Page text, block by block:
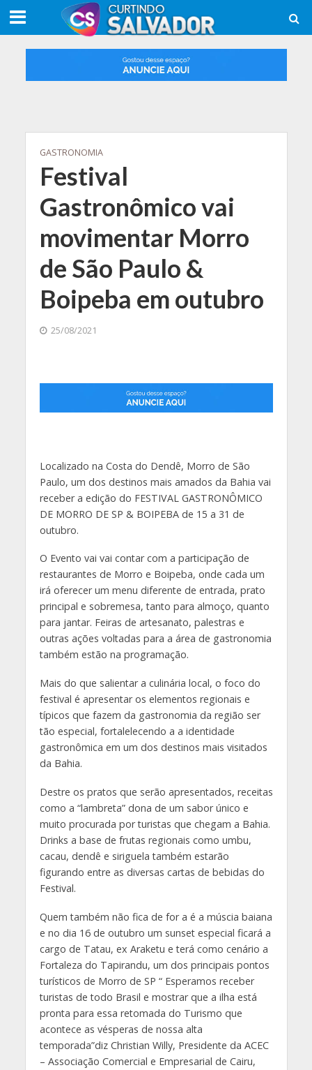
GASTRONOMIA
Festival
Gastronômico vai
movimentar Morro
de São Paulo &
Boipeba em outubro
25/08/2021
Localizado na Costa do Dendê, Morro de São
Paulo, um dos destinos mais amados da Bahia vai
receber a edição do FESTIVAL GASTRONÔMICO
DE MORRO DE SP & BOIPEBA de 15 a 31 de
outubro.
O Evento vai vai contar com a participação de
restaurantes de Morro e Boipeba, onde cada um
irá oferecer um menu diferente de entrada, prato
principal e sobremesa, tanto para almoço, quanto
para jantar. Feiras de artesanato, palestras e
outras ações voltadas para a área de gastronomia
também estão na programação.
Mais do que salientar a culinária local, o foco do
festival é apresentar os elementos regionais e
típicos que fazem da gastronomia da região ser
tão especial, fortalelecendo a a identidade
gastronômica em um dos destinos mais visitados
da Bahia.
Destre os pratos que serão apresentados, receitas
como a “lambreta” dona de um sabor único e
muito procurada por turistas que chegam a Bahia.
Drinks a base de frutas regionais como umbu,
cacau, dendê e siriguela também estarão
figurando entre as diversas cartas de bebidas do
Festival.
Quem também não fica de for a é a múscia baiana
e no dia 16 de outubro um sunset especial ficará a
cargo de Tatau, ex Araketu e terá como cenário a
Fortaleza do Tapirandu, um dos principais pontos
turísticos de Morro de SP “ Esperamos receber
turistas de todo Brasil e mostrar que a ilha está
pronta para essa retomada do Turismo que
acontece as vésperas de nossa alta
temporada”diz Christian Willy, Presidente da ACEC
– Associação Comercial e Empresarial de Cairu,